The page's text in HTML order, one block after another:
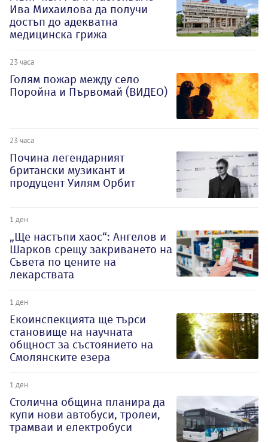
Ива Михаилова да получи
достъп до адекватна
медицинска грижа
23 часа
Голям пожар между село
Поройна и Първомай (ВИДЕО)
23 часа
Почина легендарният
британски музикант и
продуцент Уилям Орбит
1 ден
„Ще настъпи хаос“: Ангелов и
Шарков срещу закриването на
Съвета по цените на
лекарствата
1 ден
Екоинспекцията ще търси
становище на научната
общност за състоянието на
Смолянските езера
1 ден
Столична община планира да
купи нови автобуси, тролеи,
трамваи и електробуси